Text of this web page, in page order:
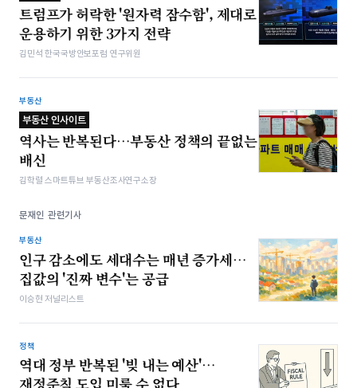
트럼프가 허락한 '원자력 잠수함', 제대로
운용하기 위한 3가지 전략
김민석 한국국방안보포럼 연구위원
부동산
부동산 인사이트
역사는 반복된다…부동산 정책의 끝없는
배신
김학렬 스마트튜브 부동산조사연구소장
문재인 관련기사
부동산
인구 감소에도 세대수는 매년 증가세…
집값의 '진짜 변수'는 공급
이승현 저널리스트
정책
역대 정부 반복된 '빚 내는 예산'…
재정준칙 도입 미룰 수 없다